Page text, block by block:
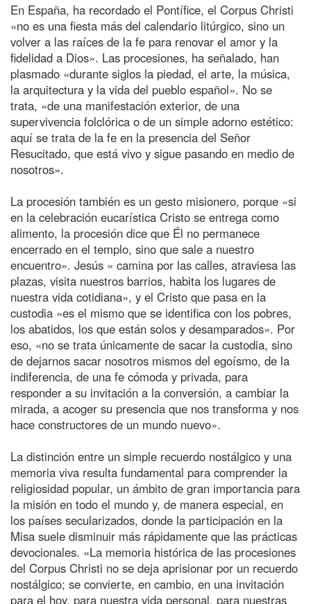
En España, ha recordado el Pontífice, el Corpus Christi
«no es una fiesta más del calendario litúrgico, sino un
volver a las raíces de la fe para renovar el amor y la
fidelidad a Dios». Las procesiones, ha señalado, han
plasmado «durante siglos la piedad, el arte, la música,
la arquitectura y la vida del pueblo español». No se
trata, «de una manifestación exterior, de una
supervivencia folclórica o de un simple adorno estético:
aquí se trata de la fe en la presencia del Señor
Resucitado, que está vivo y sigue pasando en medio de
nosotros».
La procesión también es un gesto misionero, porque «si
en la celebración eucarística Cristo se entrega como
alimento, la procesión dice que Él no permanece
encerrado en el templo, sino que sale a nuestro
encuentro». Jesús « camina por las calles, atraviesa las
plazas, visita nuestros barrios, habita los lugares de
nuestra vida cotidiana», y el Cristo que pasa en la
custodia «es el mismo que se identifica con los pobres,
los abatidos, los que están solos y desamparados». Por
eso, «no se trata únicamente de sacar la custodia, sino
de dejarnos sacar nosotros mismos del egoísmo, de la
indiferencia, de una fe cómoda y privada, para
responder a su invitación a la conversión, a cambiar la
mirada, a acoger su presencia que nos transforma y nos
hace constructores de un mundo nuevo».
La distinción entre un simple recuerdo nostálgico y una
memoria viva resulta fundamental para comprender la
religiosidad popular, un ámbito de gran importancia para
la misión en todo el mundo y, de manera especial, en
los países secularizados, donde la participación en la
Misa suele disminuir más rápidamente que las prácticas
devocionales. «La memoria histórica de las procesiones
del Corpus Christi no se deja aprisionar por un recuerdo
nostálgico; se convierte, en cambio, en una invitación
para el hoy, para nuestra vida personal, para nuestras